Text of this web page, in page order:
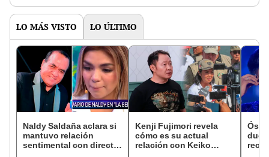
LO MÁS VISTO LO ÚLTIMO
Naldy Saldaña aclara si
mantuvo relación
sentimental con director
Kenji Fujimori revela
cómo es su actual
relación con Keiko